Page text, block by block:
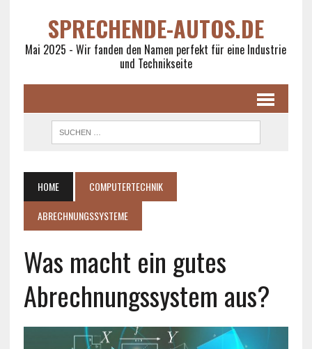
SPRECHENDE-AUTOS.DE
Mai 2025 - Wir fanden den Namen perfekt für eine Industrie
und Technikseite
HOME
COMPUTERTECHNIK
ABRECHNUNGSSYSTEME
Was macht ein gutes
Abrechnungssystem aus?